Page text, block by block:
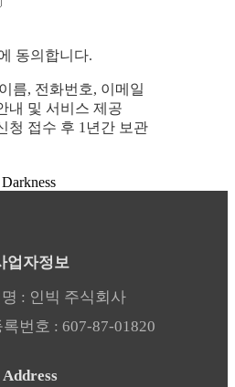
동의합니다.
름, 전화번호, 이메일
내 및 서비스 제공
청 접수 후 1년간 보관
업자정보
: 인빅 주식회사
번호 : 607-87-01820
Address